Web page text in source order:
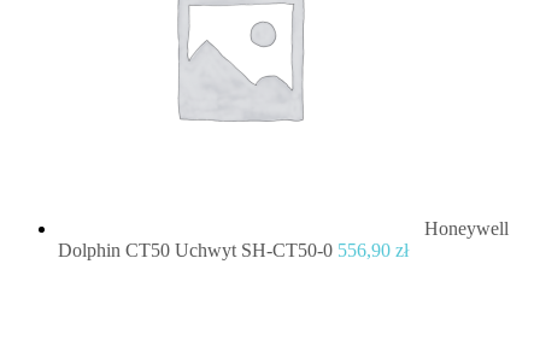
Honeywell
Dolphin CT50 Uchwyt SH-CT50-0 556,90 zł